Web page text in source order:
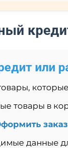
или
товары в
данные